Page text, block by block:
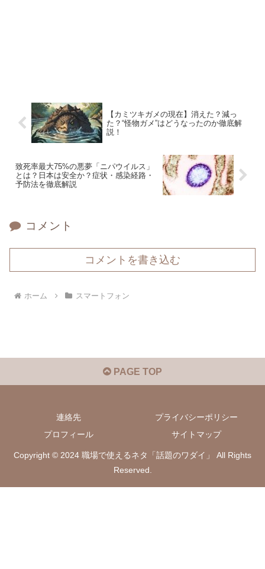
【カミツキガメの現在】消えた？減っ
た？“怪物ガメ”はどうなったのか徹底解
説！
致死率最大75%の悪夢「ニパウイルス」
とは？日本は安全か？症状・感染経路・
予防法を徹底解説
コメント
コメントを書き込む
ホーム スマートフォン
PAGE TOP
連絡先
プライバシーポリシー
プロフィール
サイトマップ
Copyright © 2024 職場で使えるネタ「話題のワダイ」 All Rights
Reserved.